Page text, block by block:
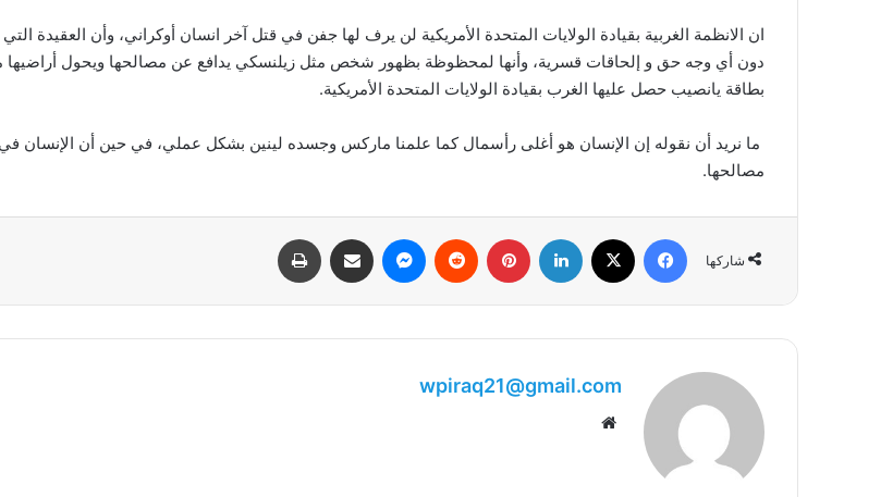
ان الانظمة الغربية بقيادة الولايات المتحدة الأمريكية لن يرف لها جفن في قتل آخر انسان أوكراني، وأن العقيدة
دون أي وجه حق و إلحاقات قسرية، وأنها لمحظوظة بظهور شخص مثل زيلنسكي يدافع عن مصالحها ويحول أراضيها
بطاقة يانصيب حصل عليها الغرب بقيادة الولايات المتحدة الأمريكية.
ما نريد أن نقوله إن الإنسان هو أغلى رأسمال كما علمنا ماركس وجسده لينين بشكل عملي، في حين أن الإنسان في
مصالحها.
شاركها
فيسبوك لينكدإن بينتيريست ماسنجر مشاركة عبر البريد
wpiraq21@gmail.com